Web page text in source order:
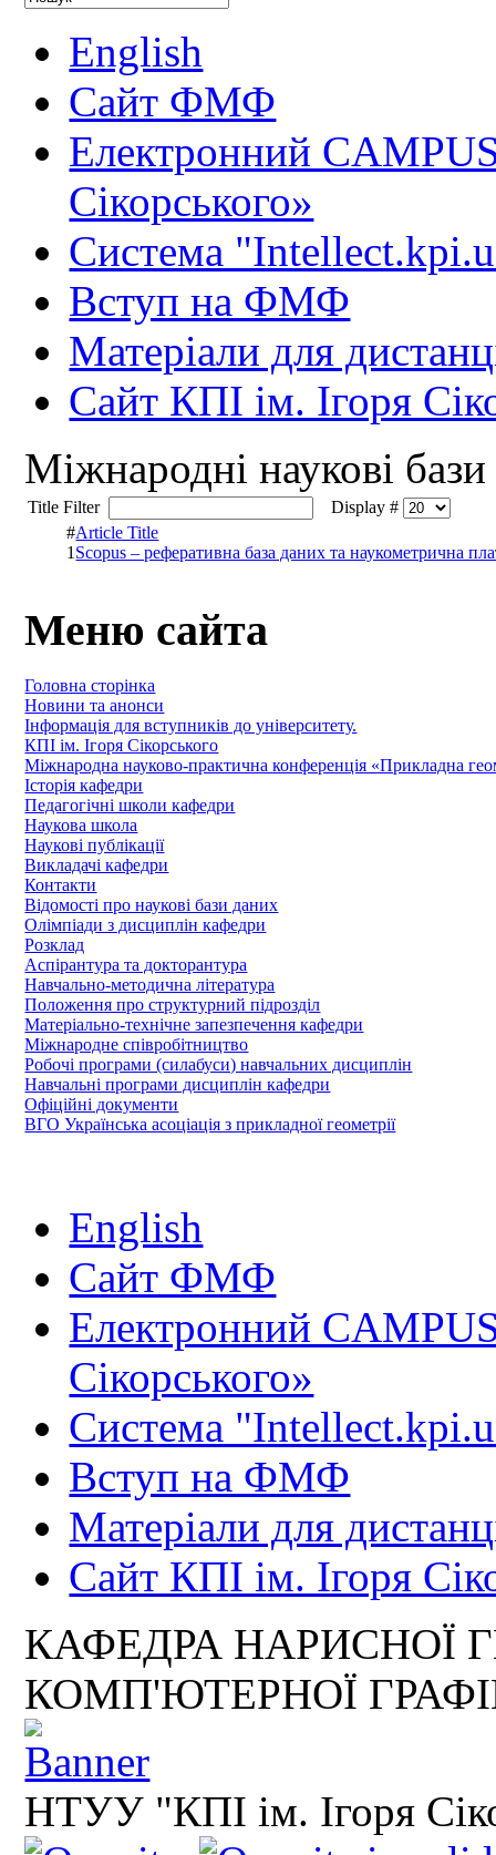
English
Сайт ФМФ
Електронний
Сікорського»
Система
Вступ на ФМФ
Матеріали для
Сайт КПІ ім. Ігоря
Міжнародні наукові
Title Filter
Display #
#Article Title
1 Scopus – реферативна база даних та наукометрична
Меню сайта
Головна сторінка
Новини та анонси
Інформація для вступників до університету.
КПІ ім. Ігоря Сікорського
Міжнародна науково-практична конференція «Прикладна
Історія кафедри
Педагогічні школи кафедри
Наукова школа
Наукові публікації
Викладачі кафедри
Контакти
Відомості про наукові бази даних
Олімпіади з дисциплін кафедри
Розклад
Аспірантура та докторантура
Навчально-методична література
Положення про структурний підрозділ
Матеріально-технічне запезпечення кафедри
Міжнародне співробітництво
Робочі програми (силабуси) навчальних дисциплін
Навчальні програми дисциплін кафедри
Офіційні документи
ВГО Українська асоціація з прикладної геометрії
English
Сайт ФМФ
Електронний
Сікорського»
Система
Вступ на ФМФ
Матеріали для
Сайт КПІ ім. Ігоря
КАФЕДРА НАРИСНОЇ
КОМП'ЮТЕРНОЇ
НТУУ "КПІ ім. Ігоря